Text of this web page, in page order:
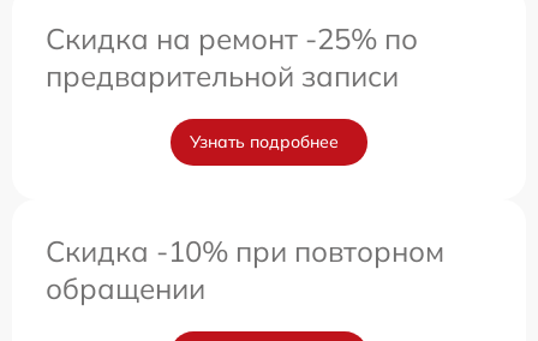
Скидка на ремонт -25% по
предварительной записи
Узнать подробнее
Скидка -10% при повторном
обращении